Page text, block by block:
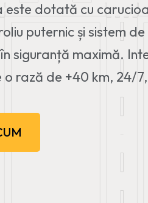
dotată cu
puternic și sistem
siguranță maximă.
o rază de +40 km, 24/